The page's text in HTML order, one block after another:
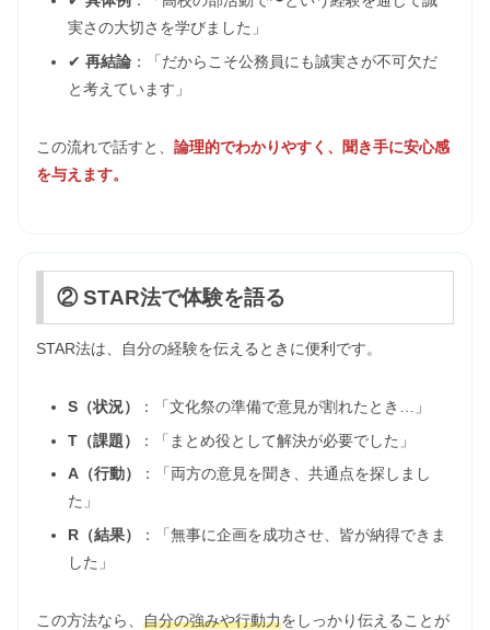
実さの大切さを学びました」
✔ 再結論：「だからこそ公務員にも誠実さが不可欠だ
と考えています」
この流れで話すと、 論理的でわかりやすく、聞き手に安心感
を与えます。
② STAR法で体験を語る
STAR法は、自分の経験を伝えるときに便利です。
S（状況）
：「文化祭の準備で意見が割れたとき…」
T（課題）
：「まとめ役として解決が必要でした」
A（行動）
：「両方の意見を聞き、共通点を探しまし
た」
R（結果）
：「無事に企画を成功させ、皆が納得できま
した」
この方法なら、 自分の強みや行動力をしっかり伝えることが